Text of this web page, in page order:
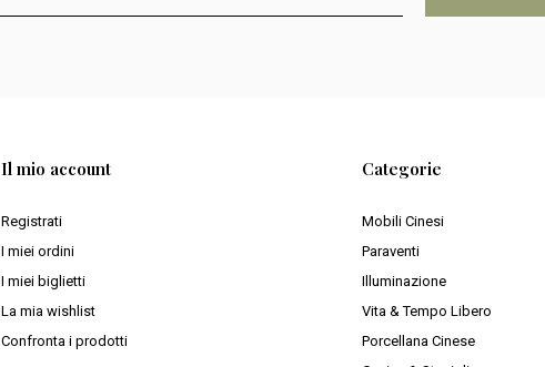
Il mio account
Registrati
I miei ordini
I miei biglietti
La mia wishlist
Confronta i prodotti
Categorie
Mobili Cinesi
Paraventi
Illuminazione
Vita & Tempo Libero
Porcellana Cinese